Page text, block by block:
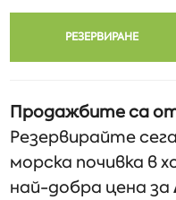
РЕЗЕРВИРАНЕ
Продажбите са
Резервирайте
морска почивка в
най-добра цена за